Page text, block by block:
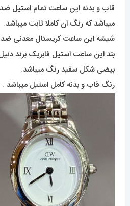
قاب و بدنه این ساعت تمام
میباشد که رنگ ان کاملا ثابت میباشد.
شیشه این ساعت کریستال معدنی
بند این ساعت استیل فابریک برند
بیضی شکل سفید رنگ میباشد.
رنگ قاب و بدنه کامل استیل میباشد .